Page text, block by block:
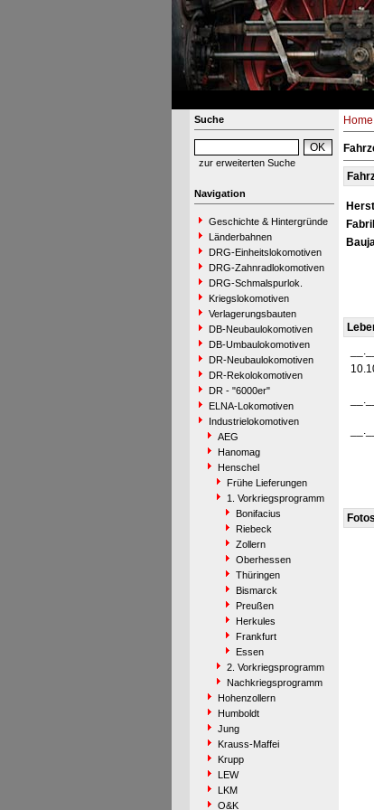
Suche
zur erweiterten Suche
Navigation
Geschichte & Hintergründe
Länderbahnen
DRG-Einheitslokomotiven
DRG-Zahnradlokomotiven
DRG-Schmalspurlok.
Kriegslokomotiven
Verlagerungsbauten
DB-Neubaulokomotiven
DB-Umbaulokomotiven
DR-Neubaulokomotiven
DR-Rekolokomotiven
DR - "6000er"
ELNA-Lokomotiven
Industrielokomotiven
AEG
Hanomag
Henschel
Frühe Lieferungen
1. Vorkriegsprogramm
Bonifacius
Riebeck
Zollern
Oberhessen
Thüringen
Bismarck
Preußen
Herkules
Frankfurt
Essen
2. Vorkriegsprogramm
Nachkriegsprogramm
Hohenzollern
Humboldt
Jung
Krauss-Maffei
Krupp
LEW
LKM
O&K
Home
Fotos